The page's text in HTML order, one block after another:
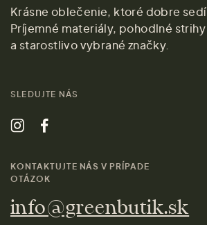
Krásne oblečenie, ktoré dobre sedí.
Príjemné materiály, pohodlné strihy
a starostlivo vybrané značky.
SLEDUJTE NÁS
KONTAKTUJTE NÁS V PRÍPADE
OTÁZOK
info@greenbutik.sk